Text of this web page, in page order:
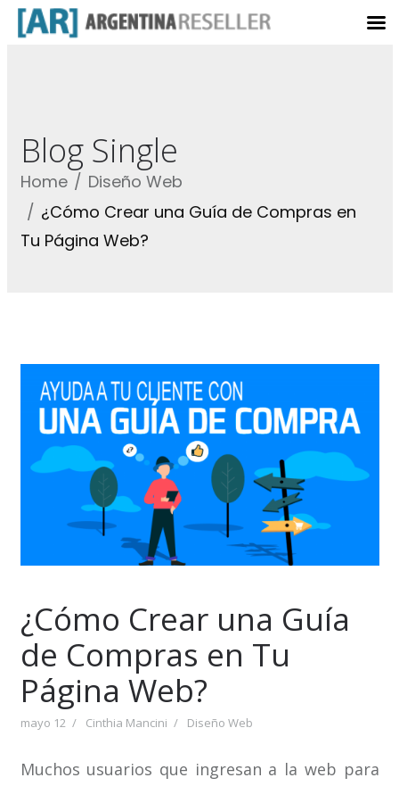
Blog Single
Home
Diseño Web
¿Cómo Crear una Guía de Compras en
Tu Página Web?
¿Cómo Crear una Guía
de Compras en Tu
Página Web?
mayo 12 Cinthia Mancini Diseño Web
Muchos usuarios que ingresan a la web para